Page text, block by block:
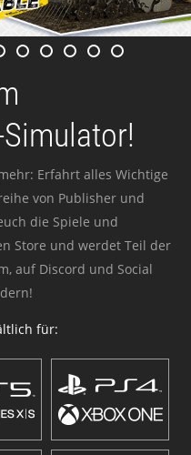
Erfahrt alles Wichtige
von Publisher und
die Spiele und
Store und werdet Teil der
auf Discord und Social
für: